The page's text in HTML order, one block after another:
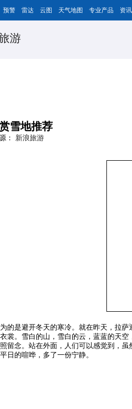
预警 雷达 云图 天气地图 专业产品 资讯
游
雪地推荐
： 新浪旅游
的是避开冬天的寒冷。就在昨天，拉萨
裳。雪白的山，雪白的云，蓝蓝的天空
留念。站在外面，人们可以感觉到，虽
日的喧哗，多了一份宁静。